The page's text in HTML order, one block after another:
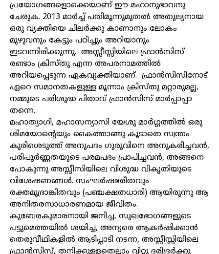
പ്രയോഗങ്ങളൊക്കെയാണ് ഈ മഹാനുഭാവനു
ചേരുക. 2013 മാർച്ച് പതിമൂന്നുമുതൽ അതുല്യനായ
ഒരു വ്യക്തിയെ ചിലർക്കു കാണാനും ലോകം
മുഴുവനും കേട്ടും പഠിച്ചും അറിയാനും
ഇടവന്നിരിക്കുന്നു. അസ്സീസ്സിയിലെ ഫ്രാൻസിസ്
രണ്ടാം ക്രിസ്തു എന്ന അപരനാമത്തിൽ
അറിയപ്പെടുന്ന ഏകവ്യക്തിയാണ്. ഫ്രാൻസിസിനോട്
ഏറെ സമാനതകളുള്ള മൂന്നാം ക്രിസ്തു മറ്റാരുമല്ല,
നമ്മുടെ പരിശുദ്ധ പിതാവ് ഫ്രാൻസിസ് മാർപ്പാപ്പാ
തന്നെ.
മഹാത്യാഗി, മഹാസന്യാസി യേശു മാർഗ്ഗത്തിൽ ഒരു
ശിമയോന്റെയും കൈത്താങ്ങു കൂടാതെ സ്വന്തം
കുരിശെടുത്ത് അനുപദം ഗുരുവിനെ അനുകരിച്ചവൻ,
പരിപൂർണ്ണതയുടെ പരമപദം പ്രാപിച്ചവൻ, അങ്ങനെ
പോകുന്നു അസ്സീസിയിലെ വിശുദ്ധ വികൃതിയുടെ
വിശേഷണങ്ങൾ. സംഘർഷഭരിതവും
രക്തമുദ്രാങ്കിതവും (പഞ്ചക്ഷതധാരി) ആയിരുന്നു ആ
അനിതരസാധാരണമായ ജീവിതം.
കുബേരകുമാരനായി ജനിച്ച, സുഖഭോഗങ്ങളുടെ
പട്ടുമെത്തയിൽ ശയിച്ച, അന്യരെ ആകർഷിക്കാൻ
തെരുവീഥികളിൽ ആടിപ്പാടി നടന്ന, അസ്സീസ്സിയിലെ
ഫ്രാൻസിസ്, തനിക്കുള്ളതെല്ലാം വിറ്റു ദരിദ്രർക്കു